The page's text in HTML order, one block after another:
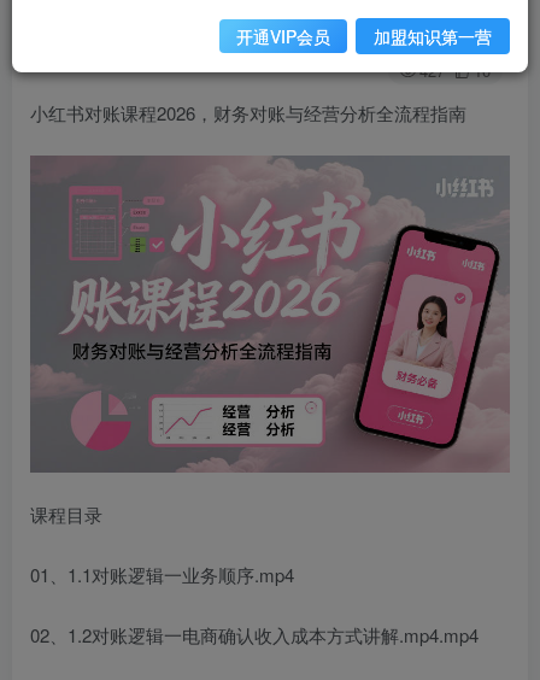
第一人副业终点站 关注 私信
427 10
小红书对账课程2026，财务对账与经营分析全流程指南
课程目录
01、1.1对账逻辑一业务顺序.mp4
02、1.2对账逻辑一电商确认收入成本方式讲解.mp4.mp4
开通VIP会员 加盟知识第一营